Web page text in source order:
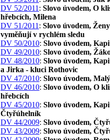
DV 52/2011 : Slovo úvodem, O
hřebcích, Milena
DV 51/2011 : Slovo úvodem,
vyměňují v rychlém sledu
DV 50/2010: Slovo úvodem,
DV 49/2010: Slovo úvodem,
DV 48/2010: Slovo úvodem,
a Jirka - kluci Rothovic
DV 47/2010: Slovo úvodem,
DV 46/2010: Slovo úvodem, O
hřebcích
DV 45/2010: Slovo úvodem,
Čtyřúhelník
DV 44/2009: Slovo úvodem,
DV 43/2009: Slovo úvodem,